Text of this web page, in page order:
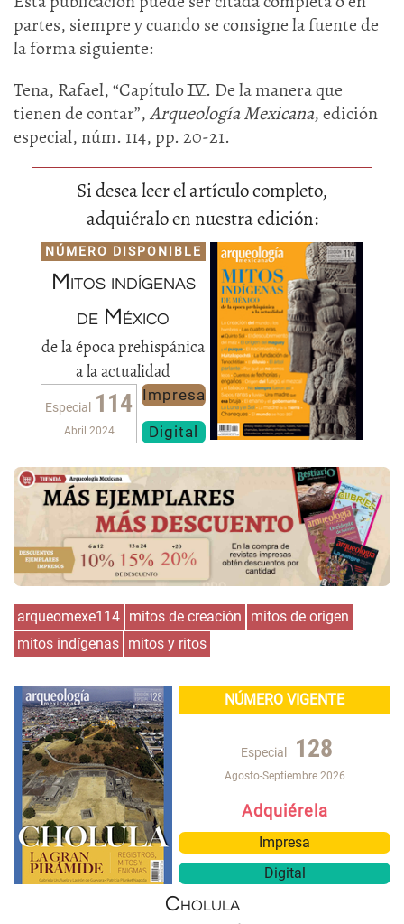
partes, siempre y cuando se consigne la fuente de
la forma siguiente:
Tena, Rafael, “Capítulo IV. De la manera que
tienen de contar”,ArqueologíaMexicana, edición
especial, núm. 114, pp. 20-21.
Si desea leer el artículo completo,
adquiéralo en nuestra edición:
NÚMERO DISPONIBLE
Mitos indígenas
de México
de la época prehispánica
a la actualidad
Especial 114
Abril 2024
Impresa
Digital
arqueomexe114 mitos de creación
mitos de origen
mitos indígenas mitos y ritos
NÚMERO VIGENTE
Especial 128
Agosto-Septiembre 2026
Adquiérela
Impresa
Digital
Cholula